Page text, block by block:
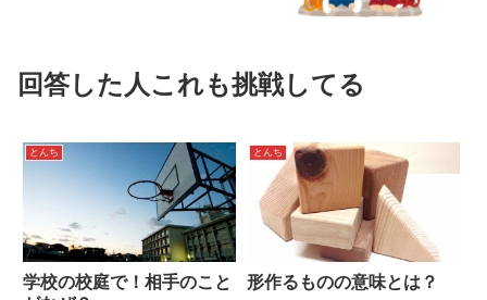
回答した人これも挑戦してる
とんち
学校の校庭で！相手のこと
とんち
形作るものの意味とは？